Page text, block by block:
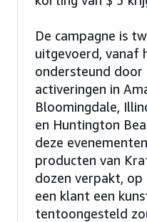
De campagne is
uitgevoerd, vanaf
ondersteund door
activeringen in
Bloomingdale,
en Huntington
deze
producten van
dozen verpakt,
een klant een
tentoongesteld